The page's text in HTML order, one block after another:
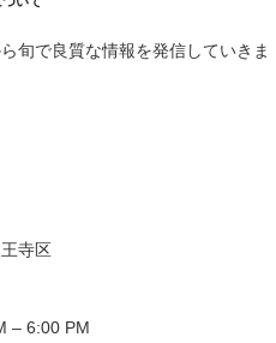
旬で良質な情報を発信していきま
寺区
– 6:00 PM